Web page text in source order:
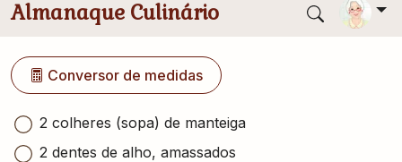
Ingredientes
Conversor de medidas
2 colheres (sopa) de manteiga
2 dentes de alho, amassados